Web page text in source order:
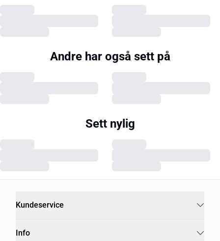
Andre har også sett på
Sett nylig
Kundeservice
Info